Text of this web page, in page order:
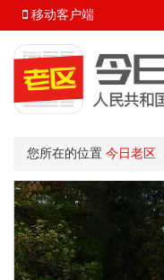
移动客户端
您所在的位置 今日老区